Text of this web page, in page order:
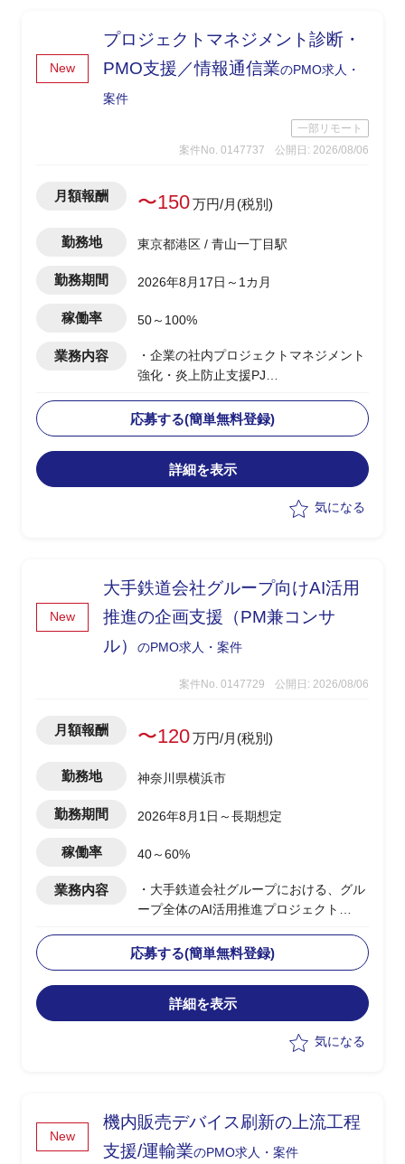
New
プロジェクトマネジメント診断・
PMO支援／情報通信業のPMO求人・
案件
一部リモート
案件No. 0147737
公開日: 2026/08/06
月額報酬 〜150万円/月(税別)
勤務地 東京都港区 / 青山一丁目駅
勤務期間 2026年8月17日～1カ月
稼働率 50～100%
業務内容
・企業の社内プロジェクトマネジメント
強化・炎上防止支援PJ
た、PMBOK第6版（10の知識エリア）に
基づくプロジェクトマネジメント診断の
実施
・診断結果に基づく優先度付け・課題抽
リセールス段階の品質向上）
・中長期的なプロジェクトマネジメント
標準化・マネジメントシステム確立、マ
応募する(簡単無料登録)
詳細を表示
気になる
New
大手鉄道会社グループ向けAI活用
推進の企画支援（PM兼コンサ
ル）
のPMO求人・案件
案件No. 0147729 公開日: 2026/08/06
月額報酬 〜120万円/月(税別)
勤務地 神奈川県横浜市
勤務期間 2026年8月1日～長期想定
稼働率 40～60%
業務内容
・大手鉄道会社グループにおける、グル
ープ全体のAI活用推進プロジェクト
入り、業務プロセスの整理とAI活用方針
の設計を担当
・顧客の業務プロセスのヒアリング・可
視化・整理
可能性の見極め・優先順位付け
成、ステークホルダーマネジメント
・後続フェーズに向けた要件整理と、開
応募する(簡単無料登録)
詳細を表示
気になる
New
機内販売デバイス刷新の上流工程
支援/運輸業のPMO求人・案件